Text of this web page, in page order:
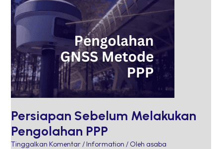
Persiapan Sebelum Melakukan
Pengolahan PPP
Tinggalkan Komentar/ Information / Oleh asaba
Pengolahan
PPP